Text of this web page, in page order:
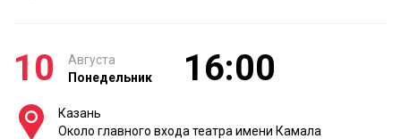
10
Августа
Понедельник
16:00
Казань
Около главного входа театра имени Камала